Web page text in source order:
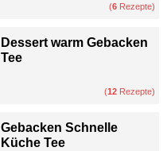
(6 Rezepte)
Dessert warm Gebacken
Tee
(12 Rezepte)
Gebacken Schnelle
Küche Tee